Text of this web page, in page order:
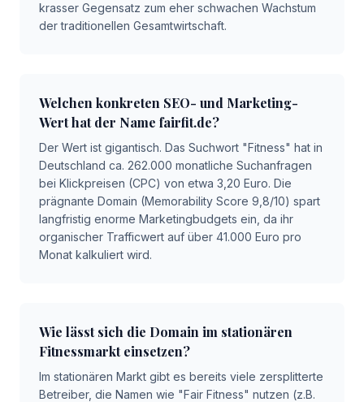
krasser Gegensatz zum eher schwachen Wachstum
der traditionellen Gesamtwirtschaft.
Welchen konkreten SEO- und Marketing-
Wert hat der Name fairfit.de?
Der Wert ist gigantisch. Das Suchwort "Fitness" hat in
Deutschland ca. 262.000 monatliche Suchanfragen
bei Klickpreisen (CPC) von etwa 3,20 Euro. Die
prägnante Domain (Memorability Score 9,8/10) spart
langfristig enorme Marketingbudgets ein, da ihr
organischer Trafficwert auf über 41.000 Euro pro
Monat kalkuliert wird.
Wie lässt sich die Domain im stationären
Fitnessmarkt einsetzen?
Im stationären Markt gibt es bereits viele zersplitterte
Betreiber, die Namen wie "Fair Fitness" nutzen (z.B.